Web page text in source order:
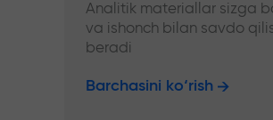
Analitik materiallar sizga
va ishonch bilan savdo
beradi
Barchasini ko‘rish